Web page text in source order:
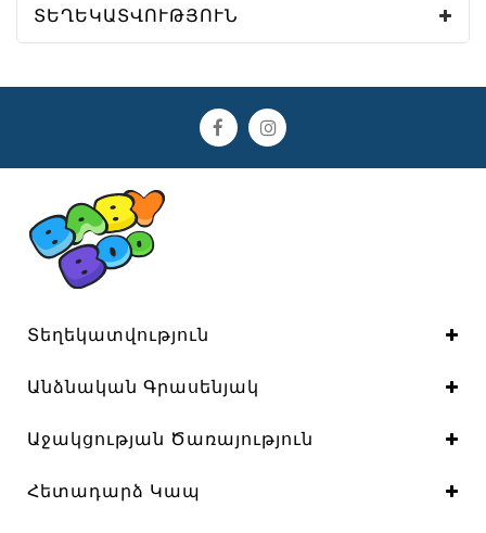
ՏԵՂԵԿԱՏՎՈՒԹՅՈՒՆ
Տեղեկատվություն
Անձնական Գրասենյակ
Աջակցության Ծառայություն
Հետադարձ Կապ